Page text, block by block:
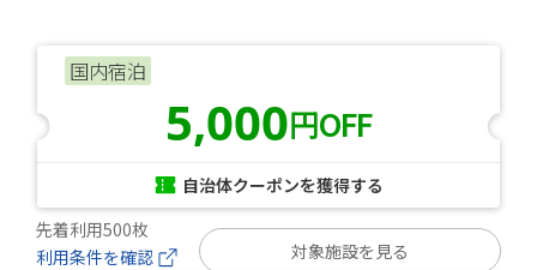
国内宿泊
5,000円OFF
自治体クーポンを獲得する
先着利用500枚
利用条件を確認
対象施設を見る